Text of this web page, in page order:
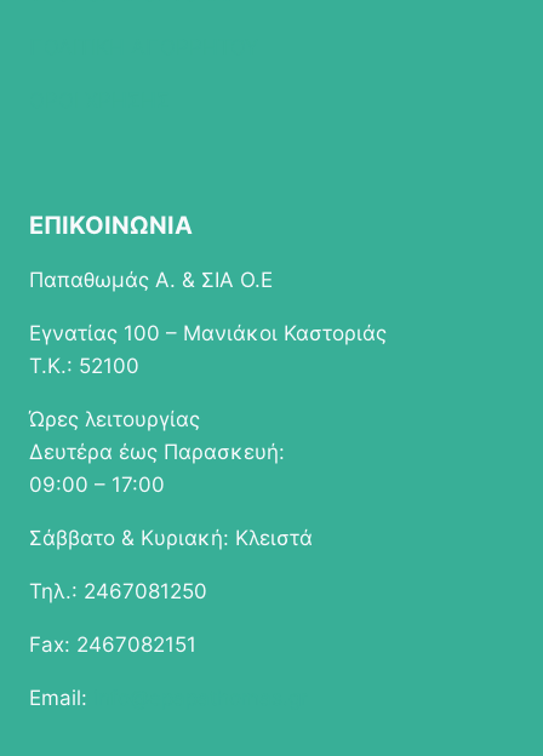
ΕΠΙΚΟΙΝΩΝΙΑ
Παπαθωμάς Α. & ΣΙΑ Ο.Ε
Εγνατίας 100 – Μανιάκοι Καστοριάς
Τ.Κ.: 52100
Ώρες λειτουργίας
Δευτέρα έως Παρασκευή:
09:00 – 17:00
Σάββατο & Κυριακή: Κλειστά
Τηλ.: 2467081250
Fax: 2467082151
Email: